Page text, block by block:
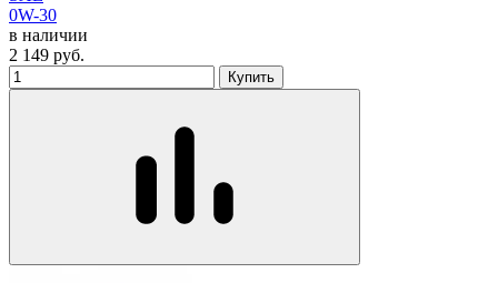
0W-30
в наличии
2 149 руб.
Купить